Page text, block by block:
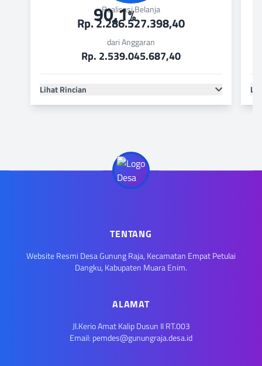
90,1%
Realisasi Belanja
Rp. 2.286.527.398,40
dari Anggaran
Rp. 2.539.045.687,40
Lihat Rincian
TENTANG
Website Resmi Desa Gunung Raja, Kecamatan Empat Petulai
Dangku, Kabupaten Muara Enim.
ALAMAT
Jl.Kerio Amat Kalip Dusun II RT.003
Email: pemdes@gunungraja.desa.id